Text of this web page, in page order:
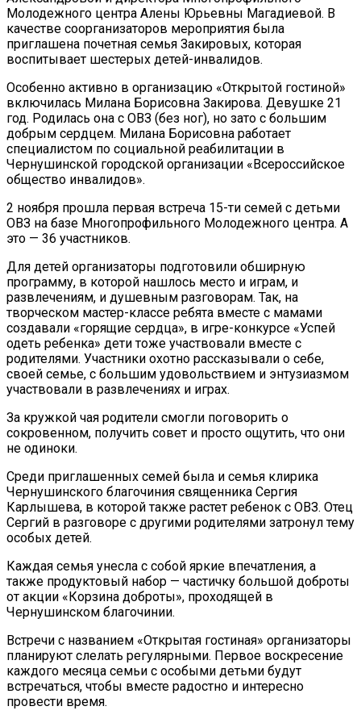
Молодежного центра Алены Юрьевны Магадиевой. В
качестве соорганизаторов мероприятия была
приглашена почетная семья Закировых, которая
воспитывает шестерых детей-инвалидов.
Особенно активно в организацию «Открытой гостиной»
включилась Милана Борисовна Закирова. Девушке 21
год. Родилась она с ОВЗ (без ног), но зато с большим
добрым сердцем. Милана Борисовна работает
специалистом по социальной реабилитации в
Чернушинской городской организации «Всероссийское
общество инвалидов».
2 ноября прошла первая встреча 15-ти семей с детьми
ОВЗ на базе Многопрофильного Молодежного центра. А
это — 36 участников.
Для детей организаторы подготовили обширную
программу, в которой нашлось место и играм, и
развлечениям, и душевным разговорам. Так, на
творческом мастер-классе ребята вместе с мамами
создавали «горящие сердца», в игре-конкурсе «Успей
одеть ребенка» дети тоже участвовали вместе с
родителями. Участники охотно рассказывали о себе,
своей семье, с большим удовольствием и энтузиазмом
участвовали в развлечениях и играх.
За кружкой чая родители смогли поговорить о
сокровенном, получить совет и просто ощутить, что они
не одиноки.
Среди приглашенных семей была и семья клирика
Чернушинского благочиния священника Сергия
Карлышева, в которой также растет ребенок с ОВЗ. Отец
Сергий в разговоре с другими родителями затронул тему
особых детей.
Каждая семья унесла с собой яркие впечатления, а
также продуктовый набор — частичку большой доброты
от акции «Корзина доброты», проходящей в
Чернушинском благочинии.
Встречи с названием «Открытая гостиная» организаторы
планируют слелать регулярными. Первое воскресение
каждого месяца семьи с особыми детьми будут
встречаться, чтобы вместе радостно и интересно
провести время.